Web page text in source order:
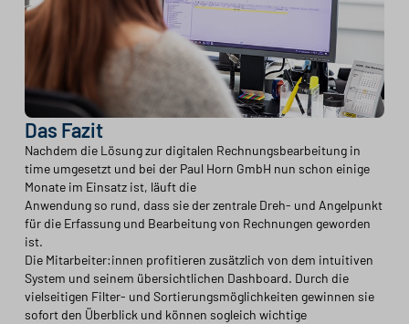
Das Fazit
Nachdem die Lösung zur digitalen Rechnungsbearbeitung in
time umgesetzt und bei der Paul Horn GmbH nun schon einige
Monate im Einsatz ist, läuft die
Anwendung so rund, dass sie der zentrale Dreh- und Angelpunkt
für die Erfassung und Bearbeitung von Rechnungen geworden
ist.
Die Mitarbeiter:innen profitieren zusätzlich von dem intuitiven
System und seinem übersichtlichen Dashboard. Durch die
vielseitigen Filter- und Sortierungsmöglichkeiten gewinnen sie
sofort den Überblick und können sogleich wichtige